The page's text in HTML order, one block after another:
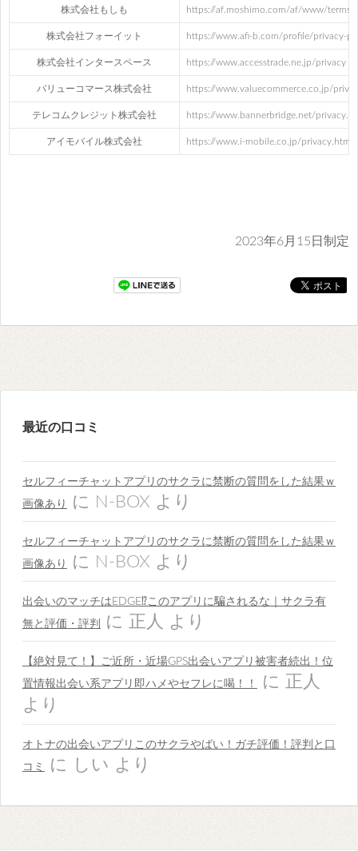
株式会社もしも https://af.moshimo.com/af/www/terms/
株式会社フォーイット https://www.afi-b.com/profile/privacy-
株式会社インタースペース https://www.accesstrade.ne.jp/privacy
バリューコマース株式会社 https://www.valuecommerce.co.jp/
テレコムクレジット株式会社 https://www.bannerbridge.net/
アイモバイル株式会社 https://www.i-mobile.co.jp/privacy.html
2023年6月15日制定
最近の口コミ
セルフィーチャットアプリのサクラに禁断の質問をした結果ｗ
画像あり
に N-BOX より
セルフィーチャットアプリのサクラに禁断の質問をした結果ｗ
画像あり
に N-BOX より
出会いのマッチはEDGE⁉︎このアプリに騙されるな｜サクラ有
無と評価・評判
に 正人 より
【絶対見て！】ご近所・近場GPS出会いアプリ被害者続出！位
置情報出会い系アプリ即ハメやセフレに喝！！
に
正人
より
オトナの出会いアプリこのサクラやばい！ガチ評価！評判と口
コミ
に しい より